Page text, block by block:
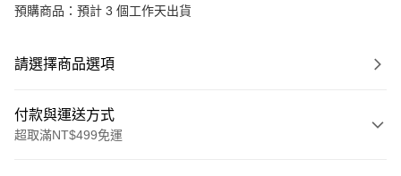
預購商品：預計 3 個工作天出貨
請選擇商品選項
付款與運送方式
超取滿NT$499免運